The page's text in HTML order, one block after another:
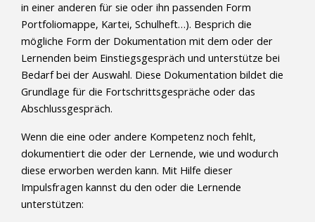
in einer anderen für sie oder ihn passenden Form
Portfoliomappe, Kartei, Schulheft…). Besprich die
mögliche Form der Dokumentation mit dem oder der
Lernenden beim Einstiegsgespräch und unterstütze bei
Bedarf bei der Auswahl. Diese Dokumentation bildet die
Grundlage für die Fortschrittsgespräche oder das
Abschlussgespräch.
Wenn die eine oder andere Kompetenz noch fehlt,
dokumentiert die oder der Lernende, wie und wodurch
diese erworben werden kann. Mit Hilfe dieser
Impulsfragen kannst du den oder die Lernende
unterstützen: